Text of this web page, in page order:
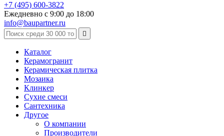
+7 (495) 600-3822
Ежедневно с 9:00 до 18:00
info@baupartner.ru

Каталог
Керамогранит
Керамическая плитка
Мозаика
Клинкер
Сухие смеси
Сантехника
Другое
О компании
Производители